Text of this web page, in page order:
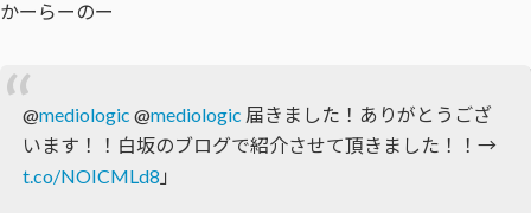
かーらーのー
@mediologic @mediologic 届きました！ありがとうござ
います！！白坂のブログで紹介させて頂きました！！→
t.co/NOICMLd8 」